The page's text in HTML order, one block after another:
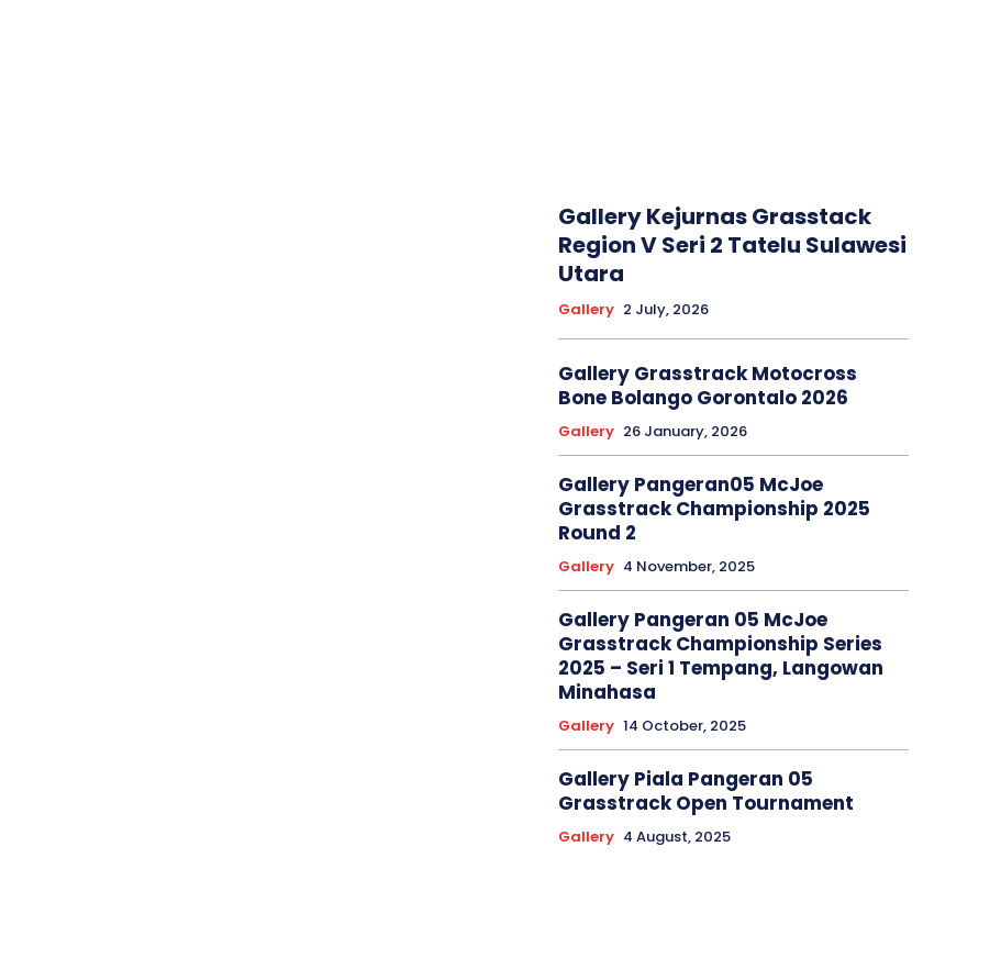
Gallery Kejurnas Grasstack
Region V Seri 2 Tatelu Sulawesi
Utara
Gallery 2 July, 2026
Gallery Grasstrack Motocross
Bone Bolango Gorontalo 2026
Gallery 26 January, 2026
Gallery Pangeran05 McJoe
Grasstrack Championship 2025
Round 2
Gallery 4 November, 2025
Gallery Pangeran 05 McJoe
Grasstrack Championship Series
2025 – Seri 1 Tempang, Langowan
Minahasa
Gallery 14 October, 2025
Gallery Piala Pangeran 05
Grasstrack Open Tournament
Gallery 4 August, 2025